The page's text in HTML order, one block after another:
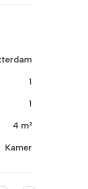
1
1
4 m²
Kamer